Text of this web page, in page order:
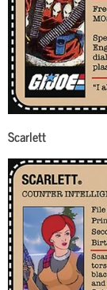
Scarlett